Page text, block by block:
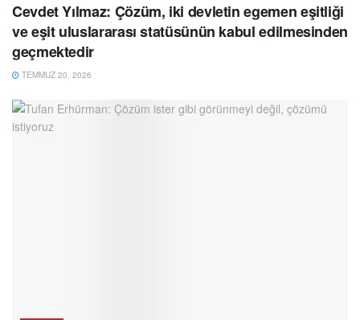
Cevdet Yılmaz: Çözüm, iki devletin egemen eşitliği
ve eşit uluslararası statüsünün kabul edilmesinden
geçmektedir
TEMMUZ 20, 2026